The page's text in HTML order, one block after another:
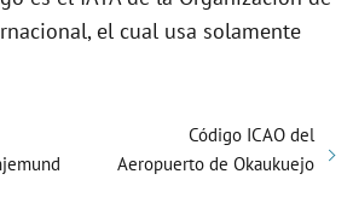
el cual usa solamente
Código ICAO del
Aeropuerto de Okaukuejo